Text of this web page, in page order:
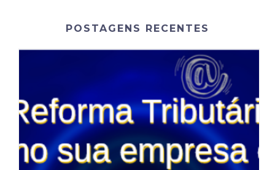
POSTAGENS RECENTES